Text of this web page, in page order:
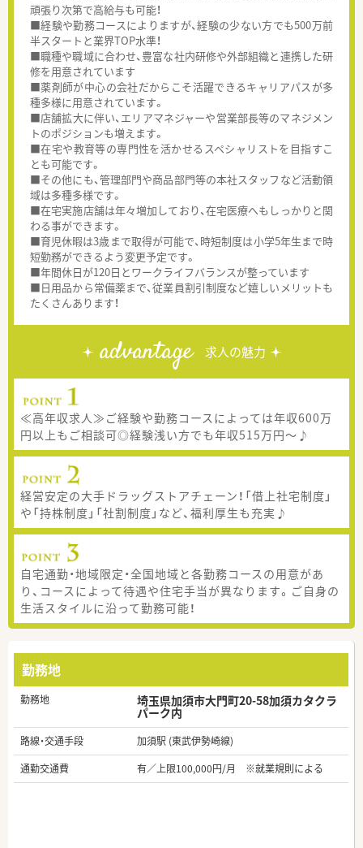
頑張り次第で高給与も可能！
■経験や勤務コースによりますが、経験の少ない方でも500万前
半スタートと業界TOP水準！
■職種や職域に合わせ、豊富な社内研修や外部組織と連携した研
修を用意されています
■薬剤師が中心の会社だからこそ活躍できるキャリアパスが多
種多様に用意されています。
■店舗拡大に伴い、エリアマネジャーや営業部長等のマネジメン
トのポジションも増えます。
■在宅や教育等の専門性を活かせるスペシャリストを目指すこ
とも可能です。
■その他にも、管理部門や商品部門等の本社スタッフなど活動領
域は多種多様です。
■在宅実施店舗は年々増加しており、在宅医療へもしっかりと関
わる事ができます。
■育児休暇は3歳まで取得が可能で、時短制度は小学5年生まで時
短勤務ができるよう変更予定です。
■年間休日が120日とワークライフバランスが整っています
■日用品から常備薬まで、従業員割引制度など嬉しいメリットも
たくさんあります！
advantage 求人の魅力
≪高年収求人≫ご経験や勤務コースによっては年収600万
円以上もご相談可◎経験浅い方でも年収515万円～♪
経営安定の大手ドラッグストアチェーン！「借上社宅制度」
や「持株制度」「社割制度」など、福利厚生も充実♪
自宅通勤・地域限定・全国地域と各勤務コースの用意があ
り、コースによって待遇や住宅手当が異なります。ご自身の
生活スタイルに沿って勤務可能！
勤務地
勤務地 埼玉県加須市大門町20-58加須カタクラ
パーク内
路線・交通手段
加須駅 (東武伊勢崎線)
通勤交通費
有／上限100,000円/月 ※就業規則による